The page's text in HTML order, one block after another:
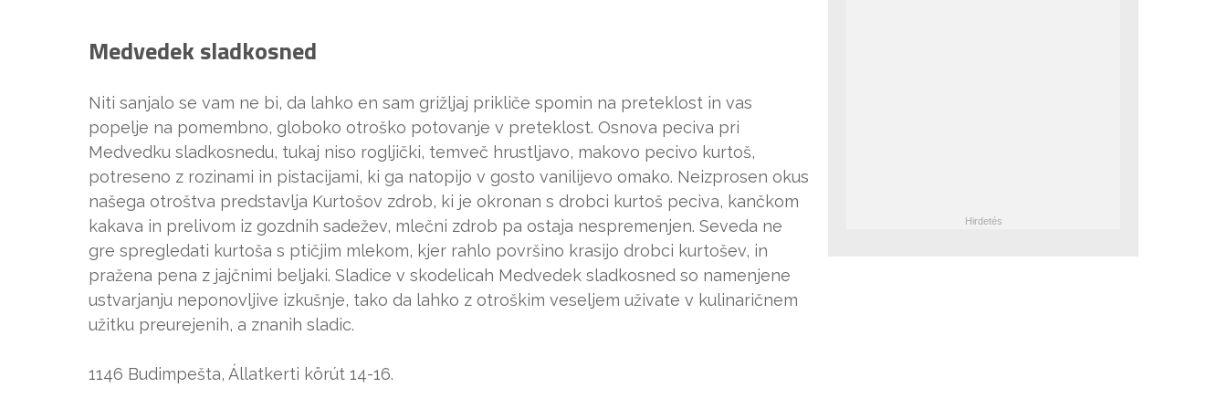
Medvedek sladkosned
Niti sanjalo se vam ne bi, da lahko en sam grižljaj prikliče spomin na preteklost in vas
popelje na pomembno, globoko otroško potovanje v preteklost. Osnova peciva pri
Medvedku sladkosnedu, tukaj niso rogljički, temveč hrustljavo, makovo pecivo kurtoš,
potreseno z rozinami in pistacijami, ki ga natopijo v gosto vanilijevo omako. Neizprosen okus
našega otroštva predstavlja Kurtošov zdrob, ki je okronan s drobci kurtoš peciva, kančkom
kakava in prelivom iz gozdnih sadežev, mlečni zdrob pa ostaja nespremenjen. Seveda ne
gre spregledati kurtoša s ptičjim mlekom, kjer rahlo površino krasijo drobci kurtošev, in
pražena pena z jajčnimi beljaki. Sladice v skodelicah Medvedek sladkosned so namenjene
ustvarjanju neponovljive izkušnje, tako da lahko z otroškim veseljem uživate v kulinaričnem
užitku preurejenih, a znanih sladic.
1146 Budimpešta, Állatkerti körút 14-16.